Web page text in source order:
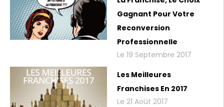
Gagnant Pour Votre
Reconversion
Professionnelle
Le 19 Septembre 2017
Les Meilleures
Franchises En 2017
Le 21 Août 2017